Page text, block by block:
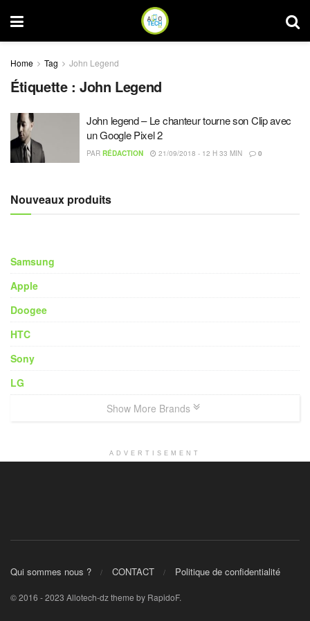
Home Tag John Legend
Étiquette :John Legend
John legend – Le chanteur tourne son Clip avec
un Google Pixel 2
PAR RÉDACTION 21/09/2018 - 12 H 33 MIN 0
Nouveaux produits
Samsung
Apple
Doogee
HTC
Sony
LG
Show More Brands
ADVERTISEMENT
Qui sommes nous ? CONTACT Politique de confidentialité
© 2016 - 2023 Allotech-dz theme by RapidoF.